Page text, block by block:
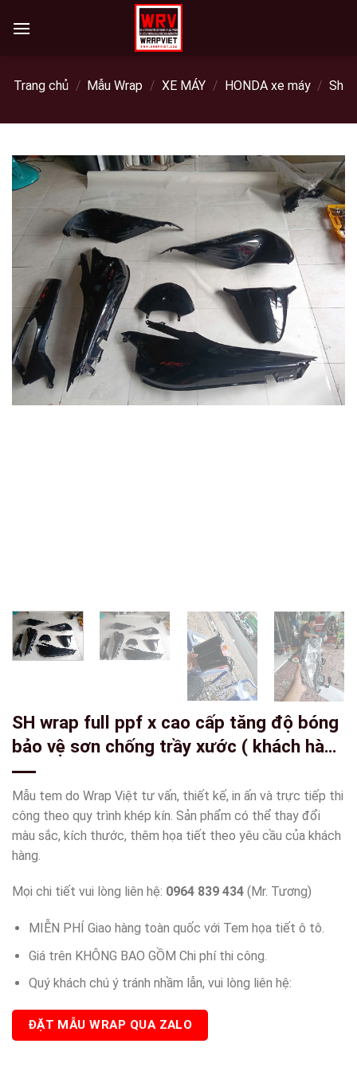
Trang chủ / Mẫu Wrap / XE MÁY / HONDA xe máy / Sh
SH wrap full ppf x cao cấp tăng độ bóng
bảo vệ sơn chống trầy xước ( khách hàng
cần lưu ý ppf có rất nhiều loại có loại ppf
còn rẻ hơn cả keo trong 3 lớp của
wrapviet ạ )-wv513
Mẫu tem do Wrap Việt tư vấn, thiết kế, in ấn và trực tiếp thi
công theo quy trình khép kín. Sản phẩm có thể thay đổi
màu sắc, kích thước, thêm họa tiết theo yêu cầu của khách
hàng.
Mọi chi tiết vui lòng liên hệ: 0964 839 434 (Mr. Tương)
MIỄN PHÍ Giao hàng toàn quốc với Tem họa tiết ô tô.
Giá trên KHÔNG BAO GỒM Chi phí thi công.
Quý khách chú ý tránh nhầm lẫn, vui lòng liên hệ:
ĐẶT MẪU WRAP QUA ZALO